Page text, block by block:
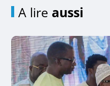
A lire aussi